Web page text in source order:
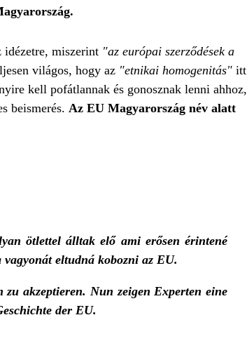
miszerint "az európai szerződések a
világos, hogy az "etnikai homogenitás" itt
kell pofátlannak és gonosznak lenni ahhoz,
beismerés. Az EU Magyarország név alatt
ötlettel álltak elő ami erősen érintené
eltudná kobozni az EU.
akzeptieren. Nun zeigen Experten eine
der EU.